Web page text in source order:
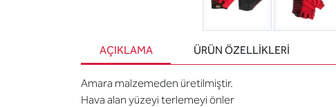
AÇIKLAMA ÜRÜN ÖZELLIKLERI
Amara malzemeden üretilmiştir.
Hava alan yüzeyi terlemeyi önler